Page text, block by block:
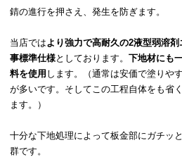
錆の進行を押さえ、発生を防ぎます。
当店では より強力で高耐久の2液型弱溶
事標準仕様としております。 下地材にも
料を使用 します。（通常は安価で塗りや
が多いです。そしてこの工程自体をも省
ます。）
十分な下地処理によって板金部にガチッ
群です。